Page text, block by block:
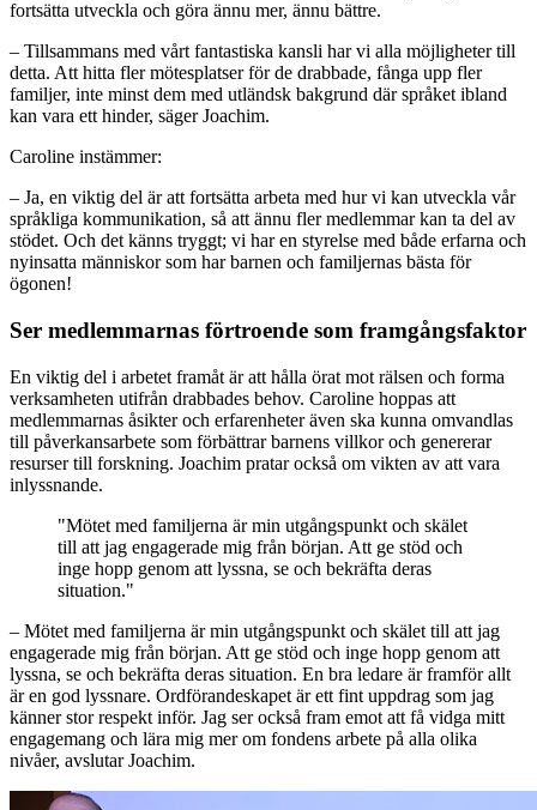
fortsätta utveckla och göra ännu mer, ännu bättre.
– Tillsammans med vårt fantastiska kansli har vi alla möjligheter till
detta. Att hitta fler mötesplatser för de drabbade, fånga upp fler
familjer, inte minst dem med utländsk bakgrund där språket ibland
kan vara ett hinder, säger Joachim.
Caroline instämmer:
– Ja, en viktig del är att fortsätta arbeta med hur vi kan utveckla vår
språkliga kommunikation, så att ännu fler medlemmar kan ta del av
stödet. Och det känns tryggt; vi har en styrelse med både erfarna och
nyinsatta människor som har barnen och familjernas bästa för
ögonen!
Ser medlemmarnas förtroende som framgångsfaktor
En viktig del i arbetet framåt är att hålla örat mot rälsen och forma
verksamheten utifrån drabbades behov. Caroline hoppas att
medlemmarnas åsikter och erfarenheter även ska kunna omvandlas
till påverkansarbete som förbättrar barnens villkor och genererar
resurser till forskning. Joachim pratar också om vikten av att vara
inlyssnande.
"Mötet med familjerna är min utgångspunkt och skälet
till att jag engagerade mig från början. Att ge stöd och
inge hopp genom att lyssna, se och bekräfta deras
situation."
– Mötet med familjerna är min utgångspunkt och skälet till att jag
engagerade mig från början. Att ge stöd och inge hopp genom att
lyssna, se och bekräfta deras situation. En bra ledare är framför allt
är en god lyssnare. Ordförandeskapet är ett fint uppdrag som jag
känner stor respekt inför. Jag ser också fram emot att få vidga mitt
engagemang och lära mig mer om fondens arbete på alla olika
nivåer, avslutar Joachim.